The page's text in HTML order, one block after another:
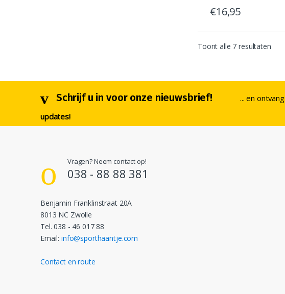
€16,95
Dit
meerdere
kan
Toont alle 7 resultaten
Schrijf u in voor onze nieuwsbrief! ... en ontvang
updates!
Vragen? Neem contact op!
038 - 88 88 381
Benjamin Franklinstraat 20A
8013 NC Zwolle
Tel. 038 - 46 017 88
Email:info@sporthaantje.com
Contact en route